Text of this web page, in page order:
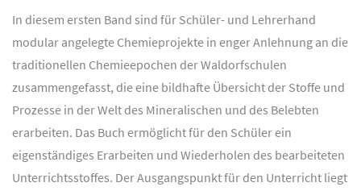
In diesem ersten Band sind für Schüler- und Lehrerhand
modular angelegte Chemieprojekte in enger Anlehnung an die
traditionellen Chemieepochen der Waldorfschulen
zusammengefasst, die eine bildhafte Übersicht der Stoffe und
Prozesse in der Welt des Mineralischen und des Belebten
erarbeiten. Das Buch ermöglicht für den Schüler ein
eigenständiges Erarbeiten und Wiederholen des bearbeiteten
Unterrichtsstoffes. Der Ausgangspunkt für den Unterricht liegt